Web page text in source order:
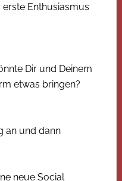
Enthusiasmus
Dir und Deinem
etwas bringen?
an und dann
neue Social